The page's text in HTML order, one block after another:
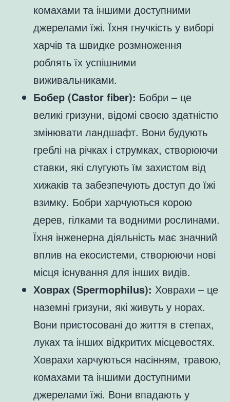
комахами та іншими доступними
джерелами їжі. Їхня гнучкість у виборі
харчів та швидке розмноження
роблять їх успішними
виживальниками.
Бобер (Castor fiber): Бобри – це
великі гризуни, відомі своєю здатністю
змінювати ландшафт. Вони будують
греблі на річках і струмках, створюючи
ставки, які слугують їм захистом від
хижаків та забезпечують доступ до їжі
взимку. Бобри харчуються корою
дерев, гілками та водними рослинами.
Їхня інженерна діяльність має значний
вплив на екосистеми, створюючи нові
місця існування для інших видів.
Ховрах (Spermophilus): Ховрахи – це
наземні гризуни, які живуть у норах.
Вони пристосовані до життя в степах,
луках та інших відкритих місцевостях.
Ховрахи харчуються насінням, травою,
комахами та іншими доступними
джерелами їжі. Вони впадають у